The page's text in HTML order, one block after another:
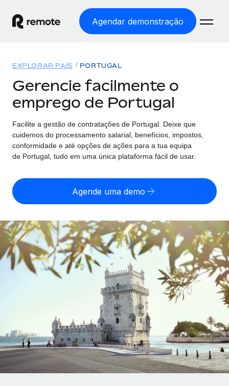
Agendar demonstração
EMPREGO GLOBAL
Processamento Salarial
Processamento salarial fácil e em conformidade
Employer of Record
entidades
globalmente
SERVICES
Perguntar a um especialista
Obtenha apoio especializado em RH e
Soluções
COBERTURA GLOBAL
Explorador de países
Encontra apoio para emprego global por país
Comparar a Remote
Veja como nos comparamos com os outros
TORNE-SE NOSSO PARCEIRO
Parceiros tecnológicos estratégicos
Integre os RH globais na sua plataforma de forma
flexível
Preçário
English
Nederlands
Français
Deutsch
Português (Portugal)
日本語
Início de sessão
EXPLORAR PAÍS PORTUGAL
Gerencie facilmente o
emprego de Portugal
Facilite a gestão de contratações de Portugal. Deixe que
cuidemos do processamento salarial, benefícios, impostos,
conformidade e até opções de ações para a tua equipa
de Portugal, tudo em uma única plataforma fácil de usar.
Agende uma demo